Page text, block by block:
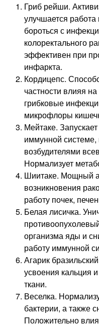
Гриб рейши.
улучшается
бороться с
колоректального
эффективен при
инфаркта.
Кордицепс.
частности влияя
грибковые
микрофлоры
Мейтаке.
иммунной системе,
возбудителями
Нормализует
Шиитаке. Мощный
возникновения
работу почек,
Белая лисичка.
организма яды и
работу иммунной
Агарик
усвоения кальция
ткани.
Веселка.
бактерии, а также
Положительно